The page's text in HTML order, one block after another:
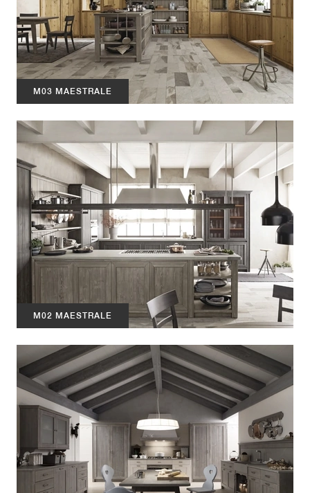
M03 MAESTRALE
M02 MAESTRALE